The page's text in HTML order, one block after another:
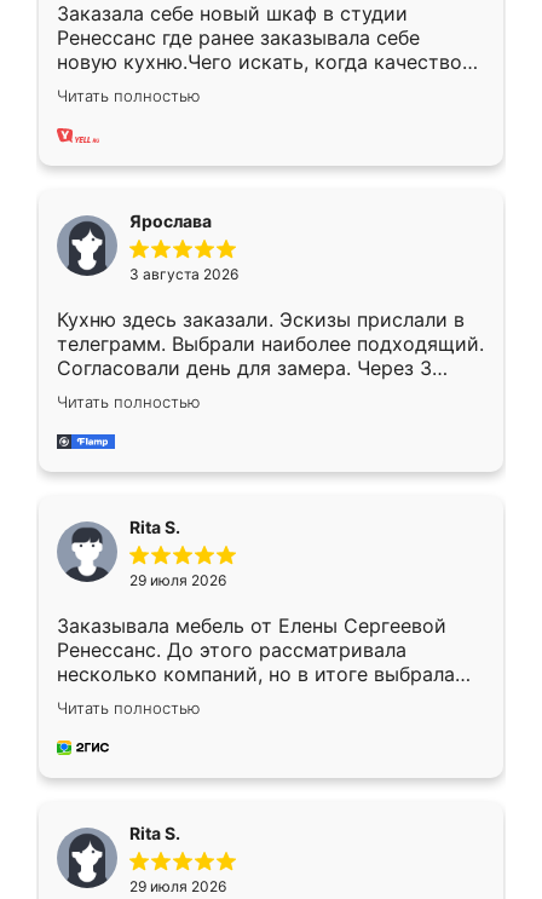
Заказала себе новый шкаф в студии
Ренессанс где ранее заказывала себе
новую кухню.Чего искать, когда качеством
вполне довольна. Служит кухня уже почти
два года, нареканий нет.
Читать полностью
Ярослава
3 августа 2026
Кухню здесь заказали. Эскизы прислали в
телеграмм. Выбрали наиболее подходящий.
Согласовали день для замера. Через 3
недели кухня была уже готова. Остались
довольны работой. Спасибо Ренессанс
мебель за качественную работу!
Читать полностью
Rita S.
29 июля 2026
Заказывала мебель от Елены Сергеевой
Ренессанс. До этого рассматривала
несколько компаний, но в итоге выбрала
эту. Сначала обговорили условия, потом
приехал замерщик, всё спокойно объяснил
и снял размеры. Изготовили в срок, с
каких-либо доработок. Качеством осталась
довольна, все выглядит так, как и ожидала.
Читать полностью
Rita S.
29 июля 2026